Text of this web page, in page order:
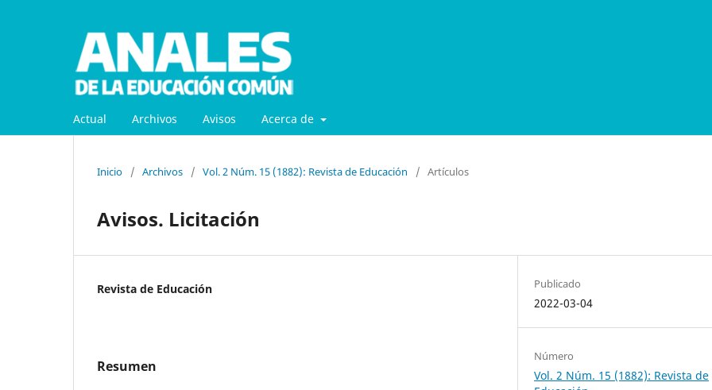
Actual Archivos Avisos Acerca de
Inicio / Archivos / Vol. 2 Núm. 15 (1882): Revista de Educación / Artículos
Avisos. Licitación
Revista de Educación
Resumen
Publicado
2022-03-04
Número
Vol. 2 Núm. 15 (1882): Revista de